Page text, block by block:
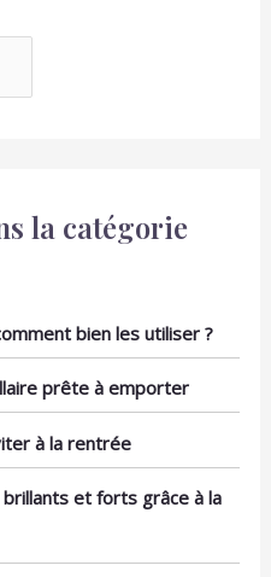
la catégorie
bien les utiliser ?
prête à emporter
à la rentrée
et forts grâce à la